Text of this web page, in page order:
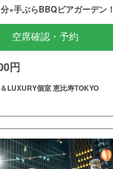
×手ぶらBBQビアガーデン！
空席確認・予約
円
LUXURY個室 恵比寿TOKYO